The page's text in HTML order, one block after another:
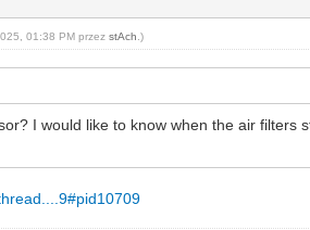
01:38 PM przez stAch .)
I would like to know when the air